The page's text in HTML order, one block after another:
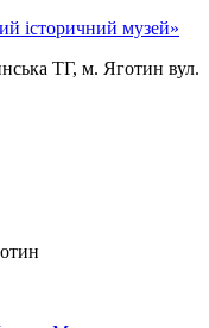
історичний музей»
ТГ, м. Яготин вул.